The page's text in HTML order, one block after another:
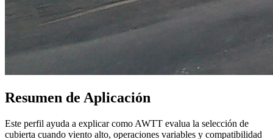
Resumen de Aplicación
Este perfil ayuda a explicar como AWTT evalua la selección de
cubierta cuando viento alto, operaciones variables y compatibilidad